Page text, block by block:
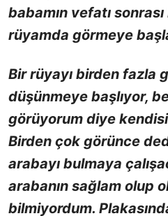
babamın vefatı
rüyamda görmeye
Bir rüyayı birden fazla
düşünmeye başlıyor,
görüyorum diye
Birden çok görünce
arabayı bulmaya
arabanın sağlam olup
bilmiyordum.